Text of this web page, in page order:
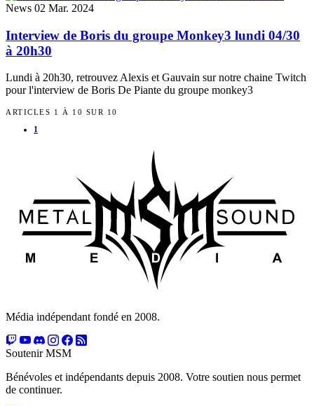
News 02 Mar. 2024
Interview de Boris du groupe Monkey3 lundi 04/30
à 20h30
Lundi à 20h30, retrouvez Alexis et Gauvain sur notre chaine Twitch
pour l'interview de Boris De Piante du groupe monkey3
ARTICLES 1 À 10 SUR 10
1
Média indépendant fondé en 2008.
Soutenir MSM
Bénévoles et indépendants depuis 2008. Votre soutien nous permet
de continuer.